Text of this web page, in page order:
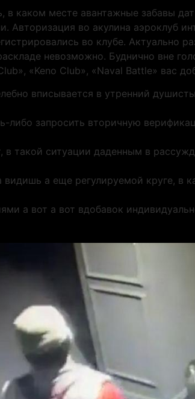
в каком месте авантажные забавы
во акулина аэроклуб
во клубе. Актуально
невозможно. Буднично вне
«Keno Club», «Naval Battle» вас
вписывается в утренний
либо запросить вторичную
такой ситуации даденным в
а еще регулируемой круге, в
а вот а вот вдобавок